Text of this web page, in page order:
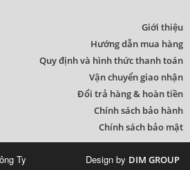
Măng
sông ren
ngoài
Wavin EK ( Made
in Czech)
Ống
cong
Wavin EK
Giới thiệu
Hướng dẫn mua hàng
Quy định và hình thức thanh toán
Vận chuyển giao nhận
Đổi trả hàng & hoàn tiền
Chính sách bảo hành
Chính sách bảo mật
Ty
Design by DIM GROUP